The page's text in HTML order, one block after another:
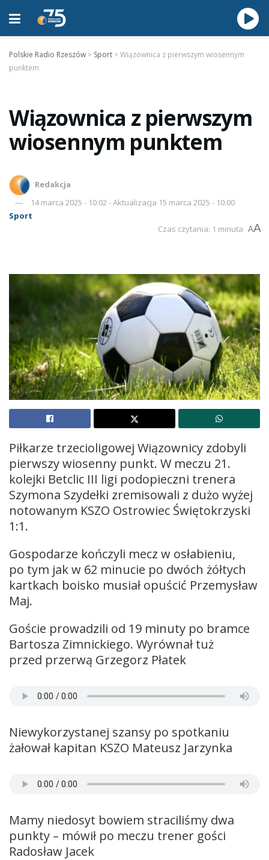
Polskie Radio Rzeszów > Sport >Wiązownica z pierwszym wiosennym
punktem
Wiązownica z pierwszym
wiosennym punktem
Redakcja
14 marca 2025 - 10:02 - Aktualizacja 15 marca 2025 - 10:00
Sport
Czas czytania: 1 minuta AA
Piłkarze trzecioligowej Wiązownicy zdobyli
pierwszy wiosenny punkt. W meczu 21.
kolejki Betclic III ligi podopieczni trenera
Szymona Szydełki zremisowali z dużo wyżej
notowanym KSZO Ostrowiec Świętokrzyski
1:1.
Gospodarze kończyli mecz w osłabieniu,
po tym jak w 62 minucie po dwóch żółtych
kartkach boisko musiał opuścić Przemysław
Maj.
Goście prowadzili od 19 minuty po bramce
Bartosza Zimnickiego. Wyrównał tuż
przed przerwą Grzegorz Płatek
Niewykorzystanej szansy po spotkaniu
żałował kapitan KSZO Mateusz Jarzynka
Mamy niedosyt bowiem straciliśmy dwa
punkty – mówił po meczu trener gości
Radosław Jacek